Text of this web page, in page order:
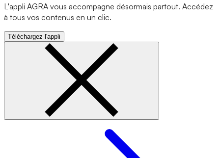
L'appli AGRA vous accompagne désormais partout. Accédez
à tous vos contenus en un clic.
Téléchargez l'appli